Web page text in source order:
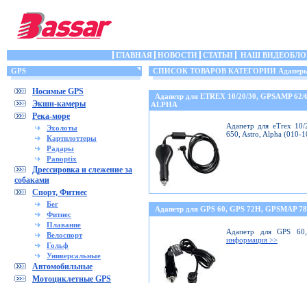
ГЛАВНАЯ НОВОСТИ СТАТЬИ
НАШ
GPS
Носимые GPS
Экшн-камеры
Река-море
Эхолоты
Картплоттеры
Радары
Panoptix
Дрессировка и слежение за
собаками
Спорт, Фитнес
Бег
Фитнес
Плавание
Велоспорт
Гольф
Универсальные
Автомобильные
Мотоциклетные GPS
СПИСОК ТОВАРОВ КАТЕГОРИИ Адаперы
Адапетр для ETREX 10/20/30, GPSAMP
ALPHA
Адапетр для eTrex
650, Astro, Alpha (010-
Адапетр для GPS 60, GPS 72H, GPSMAP
Адапетр для GPS
информация >>